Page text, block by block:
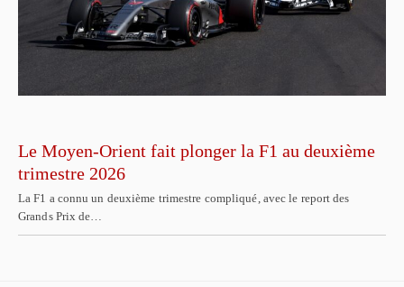
Le Moyen-Orient fait plonger la F1 au deuxième
trimestre 2026
La F1 a connu un deuxième trimestre compliqué, avec le report des
Grands Prix de…